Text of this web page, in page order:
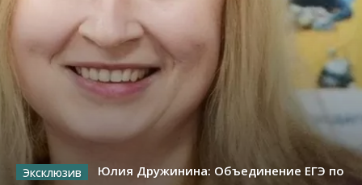
Юлия Дружинина: Объединение ЕГЭ по